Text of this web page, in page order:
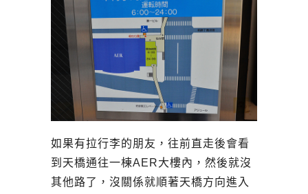
如果有拉行李的朋友，往前直走後會看
到天橋通往一棟AER大樓內，然後就沒
其他路了，沒關係就順著天橋方向進入